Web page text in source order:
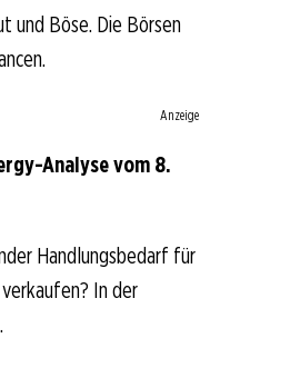
und Böse. Die Börsen
Anzeige
Analyse vom 8.
Handlungsbedarf für
In der